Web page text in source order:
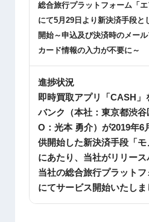
総合旅行プラットフォーム「
にて5月 29 日より新決済手段と
開始～申込及び決済時のメー
カード情報の入力が不要に～
進捗状況
即時買取アプリ「CASH
バンク（本社：東京都渋
O：光本 勇介）が2019年6
供開始した新決済手段「
にあたり、当社がリリース
当社の総合旅行プラットフ
にてサービス開始いたしま